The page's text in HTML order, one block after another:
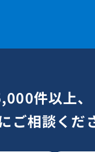
件以上、
ご相談くだ